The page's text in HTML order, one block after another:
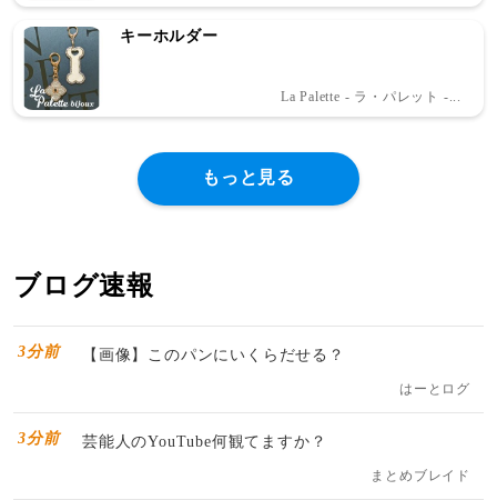
キーホルダー
La Palette - ラ・パレット -...
もっと見る
ブログ速報
3分前 【画像】このパンにいくらだせる？
はーとログ
3分前 芸能人のYouTube何観てますか？
まとめブレイド